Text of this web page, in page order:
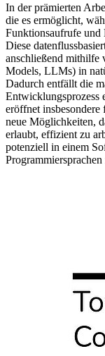
In der prämierten
die es ermöglicht,
Funktionsaufrufe und
Diese
anschließend mithilfe
Models, LLMs) in
Dadurch entfällt die
Entwicklungsprozess
eröffnet insbesondere
neue Möglichkeiten,
erlaubt, effizient zu
potenziell in einem